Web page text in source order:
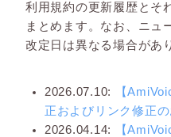
利用規約の更新履歴とそ
まとめます。なお、ニュ
改定日は異なる場合があ
2026.07.10:
【
正およびリンク修正
2026.04.14:
【